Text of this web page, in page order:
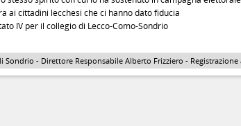
ai cittadini lecchesi che ci hanno dato fiducia
IV per il collegio di Lecco-Como-Sondrio
Sondrio - Direttore Responsabile Alberto Frizziero -